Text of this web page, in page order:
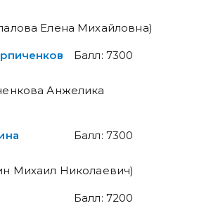
Елена Михайловна)
Балл: 7300
Анжелика
Балл: 7300
Михаил Николаевич)
Балл: 7200